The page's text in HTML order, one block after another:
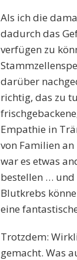
Als ich die
dadurch das
verfügen zu
darüber
richtig, das zu
Empathie in
von Familien
war es etwas
bestellen … und
Blutkrebs
eine
Trotzdem:
gemacht. Was